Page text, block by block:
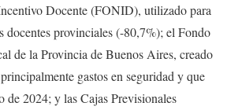
Docente (FONID), utilizado para
docentes provinciales (-80,7%); el Fondo
de la Provincia de Buenos Aires, creado
gastos en seguridad y que
de 2024; y las Cajas Previsionales